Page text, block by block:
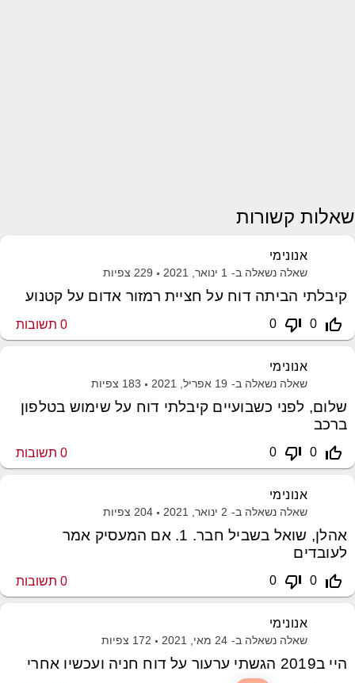
שאלות קשורות
אנונימי
שאלה נשאלה ב- 1 ינואר, 2021 229 צפיות
קיבלתי הביתה דוח על חציית רמזור אדום על קטנוע
thumb_up_off_alt
0
thumb_down_off_alt
0
0 תשובות
אנונימי
שאלה נשאלה ב- 19 אפריל, 2021 183 צפיות
שלום, לפני כשבועיים קיבלתי דוח על שימוש בטלפון
ברכב
thumb_up_off_alt
0
thumb_down_off_alt
0
0 תשובות
אנונימי
שאלה נשאלה ב- 2 ינואר, 2021 204 צפיות
אהלן, שואל בשביל חבר. 1. אם המעסיק אמר
לעובדים
thumb_up_off_alt
0
thumb_down_off_alt
0
0 תשובות
אנונימי
שאלה נשאלה ב- 24 מאי, 2021 172 צפיות
היי ב2019 הגשתי ערעור על דוח חניה ועכשיו אחרי